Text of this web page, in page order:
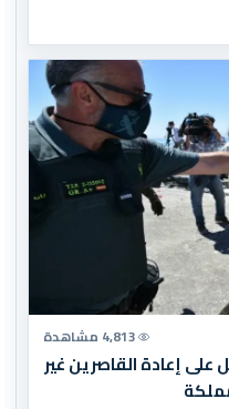
4,813 مشاهدة
إعادة القاصرين غير